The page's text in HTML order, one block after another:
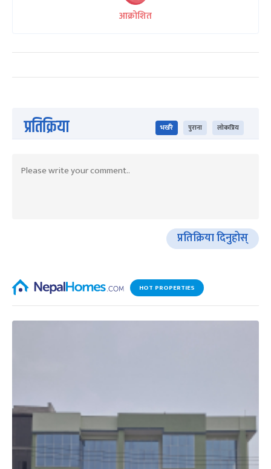
आक्रोशित
प्रतिक्रिया भर्खरै पुराना लोकप्रिय
प्रतिक्रिया दिनुहोस्
HOT PROPERTIES